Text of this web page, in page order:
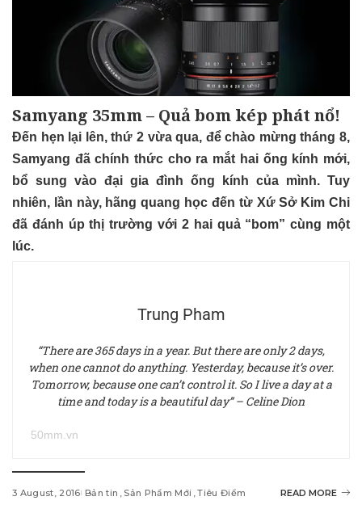
Samyang 35mm – Quả bom kép phát nổ!
Đến hẹn lại lên, thứ 2 vừa qua, để chào mừng tháng 8,
Samyang đã chính thức cho ra mắt hai ống kính mới,
bổ sung vào đại gia đình ống kính của mình. Tuy
nhiên, lần này, hãng quang học đến từ Xứ Sở Kim Chi
đã đánh úp thị trường với 2 hai quả “bom” cùng một
lúc.
Trung Pham
“There are 365 days in a year. But there are only 2 days,
when one cannot do anything. Yesterday, because it’s over.
Tomorrow, because one can’t control it. So I live a day at a
time and today is a beautiful day” – Celine Dion
50mm.vn
3 August, 2016 Bản tin Sản Phẩm Mới Tiêu Điểm READ MORE